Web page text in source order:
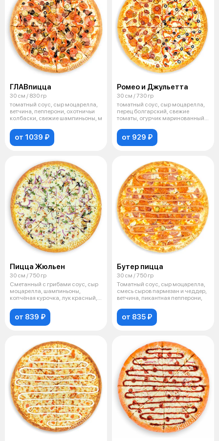
ГЛАВпицца
30 см / 830 гр
томатный соус, сыр моцарелла,
ветчина, пепперони, охотничьи
колбаски, свежие шампиньоны, м
от 1039 ₽
Ромео и Джульетта
30 см / 730 гр
томатный соус, сыр моцарелла,
перец болгарский, свежие
томаты, огурчик маринованный,
от 929 ₽
Пицца Жюльен
30 см / 750 гр
Сметанный с грибами соус, сыр
моцарелла, шампиньоны,
копчёная курочка, лук красный,
от 839 ₽
Бутер пицца
30 см / 750 гр
Томатный соус, сыр моцарелла,
смесь сыров пармезан и чеддер,
ветчина, пикантная пепперони,
от 835 ₽